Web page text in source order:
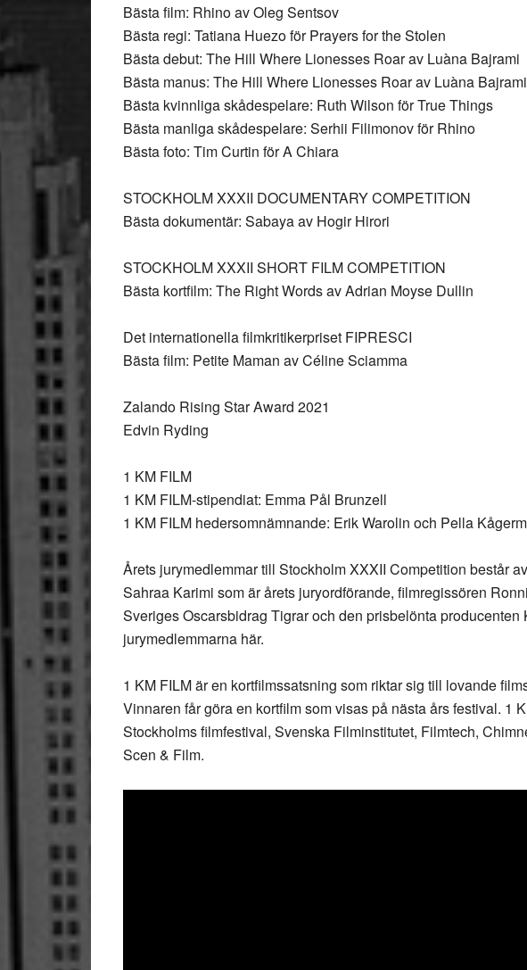
Bästa film: Rhino av Oleg Sentsov
Bästa regi: Tatiana Huezo för Prayers for the Stolen
Bästa debut: The Hill Where Lionesses Roar av Luàna Bajrami
Bästa manus: The Hill Where Lionesses Roar av Luàna Bajrami
Bästa kvinnliga skådespelare: Ruth Wilson för True Things
Bästa manliga skådespelare: Serhii Filimonov för Rhino
Bästa foto: Tim Curtin för A Chiara
STOCKHOLM XXXII DOCUMENTARY COMPETITION
Bästa dokumentär: Sabaya av Hogir Hirori
STOCKHOLM XXXII SHORT FILM COMPETITION
Bästa kortfilm: The Right Words av Adrian Moyse Dullin
Det internationella filmkritikerpriset FIPRESCI
Bästa film: Petite Maman av Céline Sciamma
Zalando Rising Star Award 2021
Edvin Ryding
1 KM FILM
1 KM FILM-stipendiat: Emma Pål Brunzell
1 KM FILM hedersomnämnande: Erik Warolin och Pella
Årets jurymedlemmar till Stockholm XXXII Competition består
Sahraa Karimi som är årets juryordförande, filmregissören
Sveriges Oscarsbidrag Tigrar och den prisbelönta
jurymedlemmarna här.
1 KM FILM är en kortfilmssatsning som riktar sig till lovande
Vinnaren får göra en kortfilm som visas på nästa års festival. 1
Stockholms filmfestival, Svenska Filminstitutet, Filmtech,
Scen & Film.